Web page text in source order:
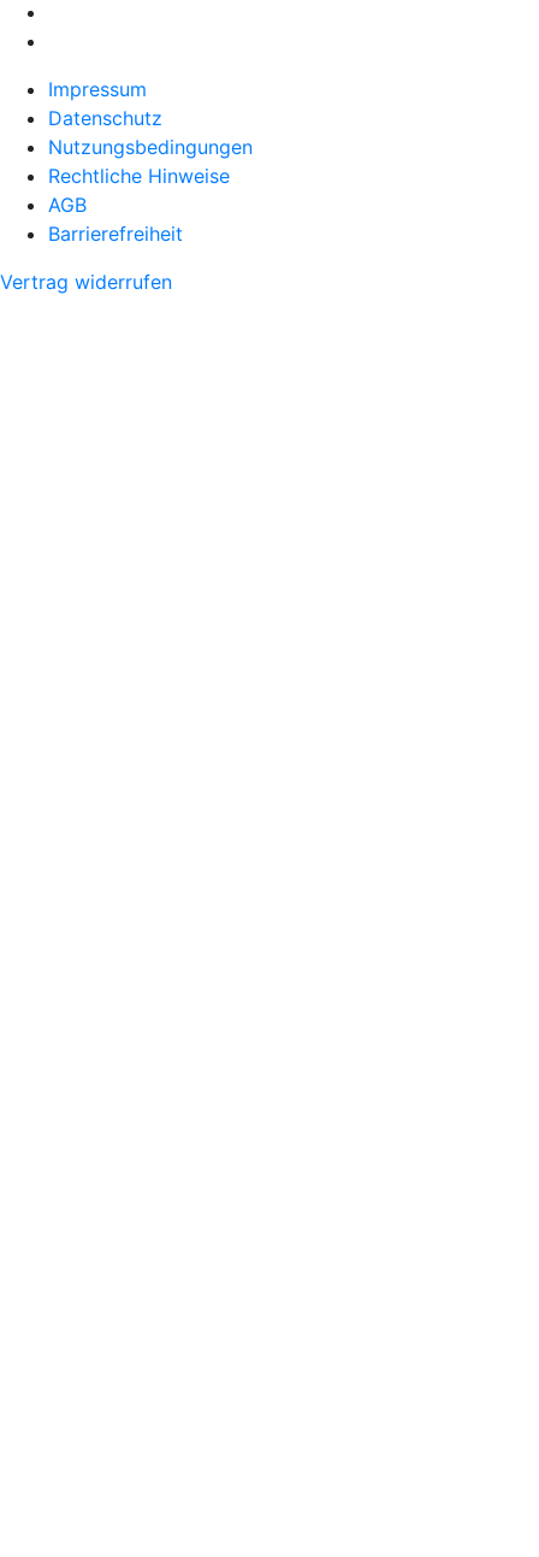
Impressum
Datenschutz
Nutzungsbedingungen
Rechtliche Hinweise
AGB
Barrierefreiheit
Vertrag widerrufen